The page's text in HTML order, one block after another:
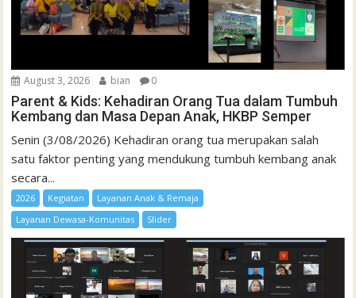
August 3, 2026 bian 0
Parent & Kids: Kehadiran Orang Tua dalam Tumbuh
Kembang dan Masa Depan Anak, HKBP Semper
Senin (3/08/2026) Kehadiran orang tua merupakan salah
satu faktor penting yang mendukung tumbuh kembang anak
secara...
2026 Kegiatan
Layanan Anak & Remaja
Layanan Dewasa-Komunitas
Slider